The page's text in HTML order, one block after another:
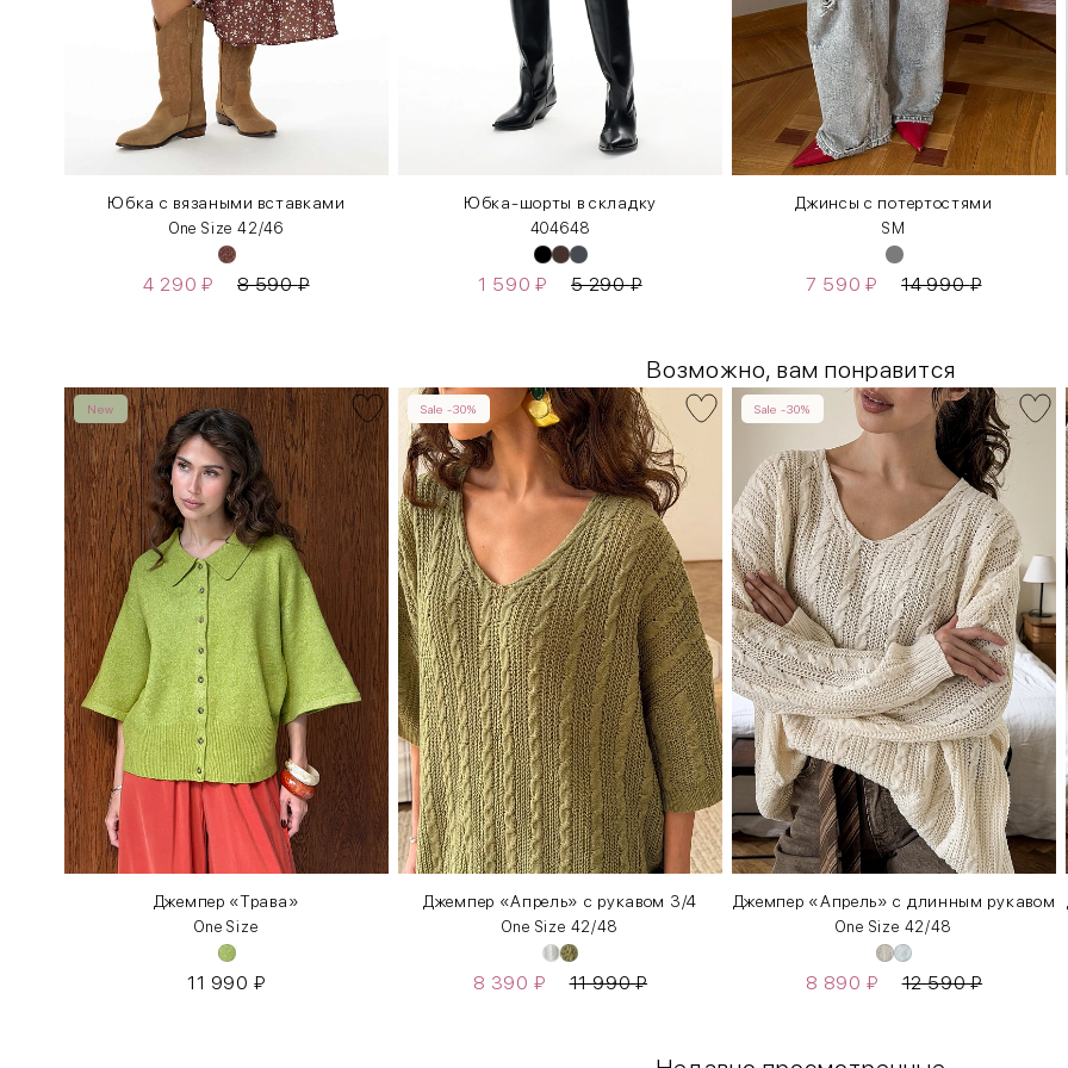
Юбка с вязаными вставками
One Size 42/46
4 290₽ 8 590₽
Юбка-шорты в складку
404648
1 590₽ 5 290₽
Джинсы с потертостями
S M
7 590₽ 14 990₽
Возможно, вам понравится
New
Джемпер «Трава»
One Size
11 990 ₽
Sale -30%
Джемпер «Апрель» с рукавом 3/4
One Size 42/48
8 390 ₽ 11 990₽
Sale -30%
Джемпер «Апрель» c длинным рукавом
One Size 42/48
8 890 ₽ 12 590₽